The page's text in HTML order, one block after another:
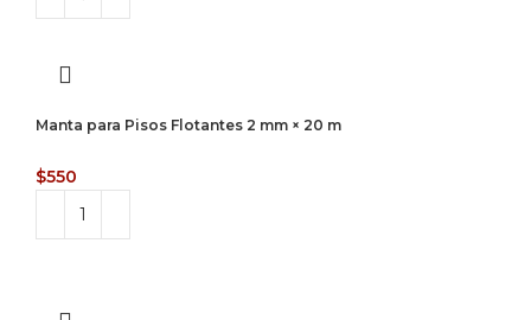
Manta para Pisos Flotantes 2 mm × 20 m
$550